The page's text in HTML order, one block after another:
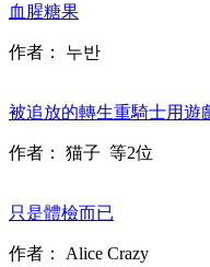
血腥糖果
作者： 누반
被追放的轉生重騎士用遊
作者： 猫子 等2位
只是體檢而已
作者： Alice Crazy